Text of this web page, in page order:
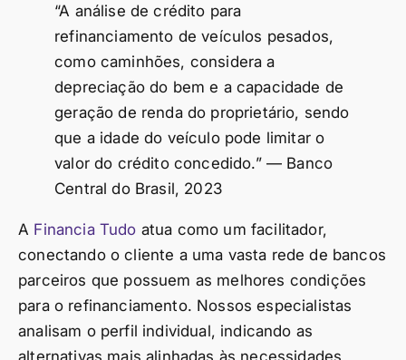
“A análise de crédito para
refinanciamento de veículos pesados,
como caminhões, considera a
depreciação do bem e a capacidade de
geração de renda do proprietário, sendo
que a idade do veículo pode limitar o
valor do crédito concedido.” — Banco
Central do Brasil, 2023
A Financia Tudo atua como um facilitador,
conectando o cliente a uma vasta rede de bancos
parceiros que possuem as melhores condições
para o refinanciamento. Nossos especialistas
analisam o perfil individual, indicando as
alternativas mais alinhadas às necessidades,